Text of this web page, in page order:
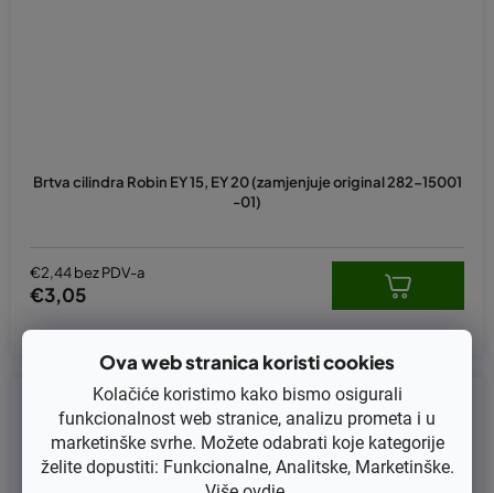
Ova web stranica koristi cookies
Kolačiće koristimo kako bismo osigurali
funkcionalnost web stranice, analizu prometa i u
marketinške svrhe. Možete odabrati koje kategorije
želite dopustiti: Funkcionalne, Analitske, Marketinške.
Brtva cilindra Robin EY 15, EY 20 (zamjenjuje original 282-15001
-01)
€2,44 bez PDV-a
€3,05
Kod:KB54-7006